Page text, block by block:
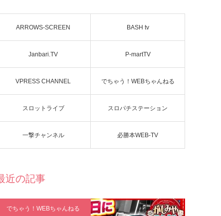
ARROWS-SCREEN BASH tv
Janbari.TV P-martTV
VPRESS CHANNEL でちゃう！WEBちゃんねる
スロットライブ スロパチステーション
一撃チャンネル 必勝本WEB-TV
近の記事
でちゃう！WEBちゃんねる